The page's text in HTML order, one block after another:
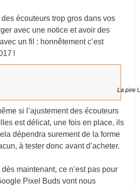
écouteurs trop gros dans vos
avec une notice et avoir des
un fil : honnêtement c’est
!
La pire
si l’ajustement des écouteurs
est délicat, une fois en place, ils
dépendra surement de la forme
à tester donc avant d’acheter.
maintenant, ce n’est pas pour
Pixel Buds vont nous